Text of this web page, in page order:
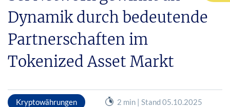
Dynamik durch bedeutende
Partnerschaften im
Tokenized Asset Markt
Kryptowährungen 2 min | Stand 05.10.2025